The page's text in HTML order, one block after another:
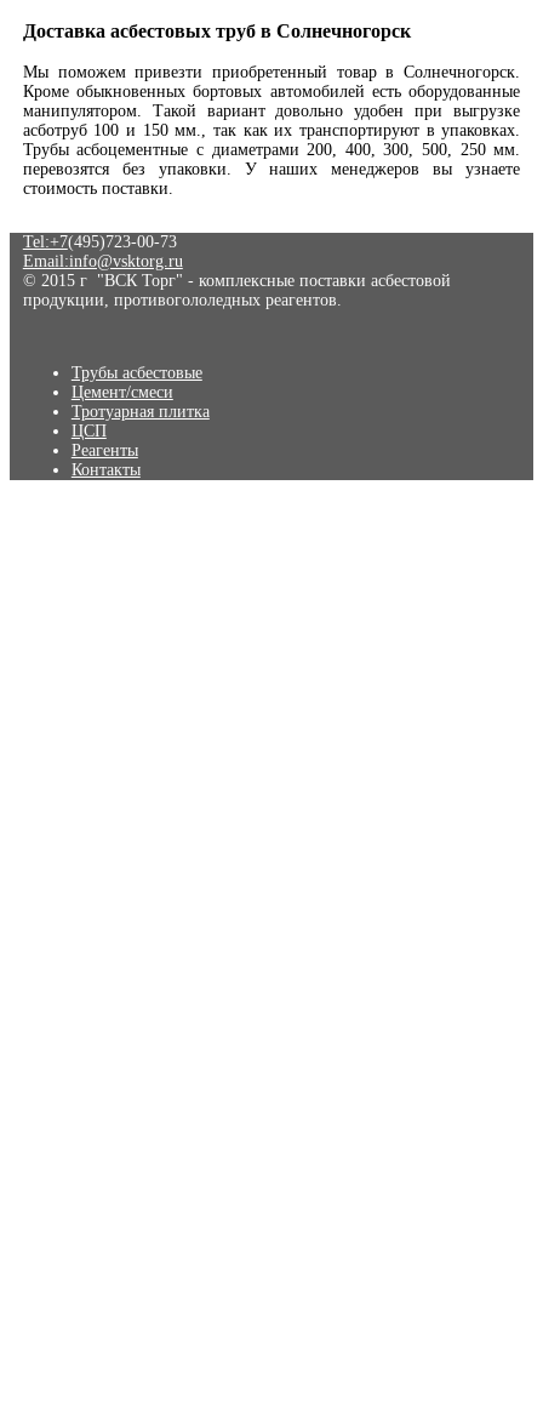
Доставка асбестовых труб в Солнечногорск
Мы поможем привезти приобретенный товар в Солнечногорск.
Кроме обыкновенных бортовых автомобилей есть оборудованные
манипулятором. Такой вариант довольно удобен при выгрузке
асботруб 100 и 150 мм., так как их транспортируют в упаковках.
Трубы асбоцементные с диаметрами 200, 400, 300, 500, 250 мм.
перевозятся без упаковки. У наших менеджеров вы узнаете
стоимость поставки.
Tel:+7(495)723-00-73
Email:info@vsktorg.ru
© 2015 г "ВСК Торг" - комплексные поставки асбестовой
продукции, противогололедных реагентов.
Трубы асбестовые
Цемент/смеси
Тротуарная плитка
ЦСП
Реагенты
Контакты